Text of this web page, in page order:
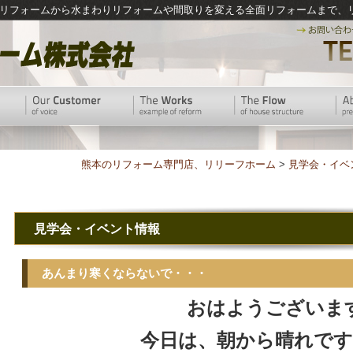
フォームから水まわりリフォームや間取りを変える全面リフォームまで
熊本のリフォーム専門店、リリーフホーム > 見学会・イ
見学会・イベント情報
あんまり寒くならないで・・・
おはようございま
今日は、朝から晴れで